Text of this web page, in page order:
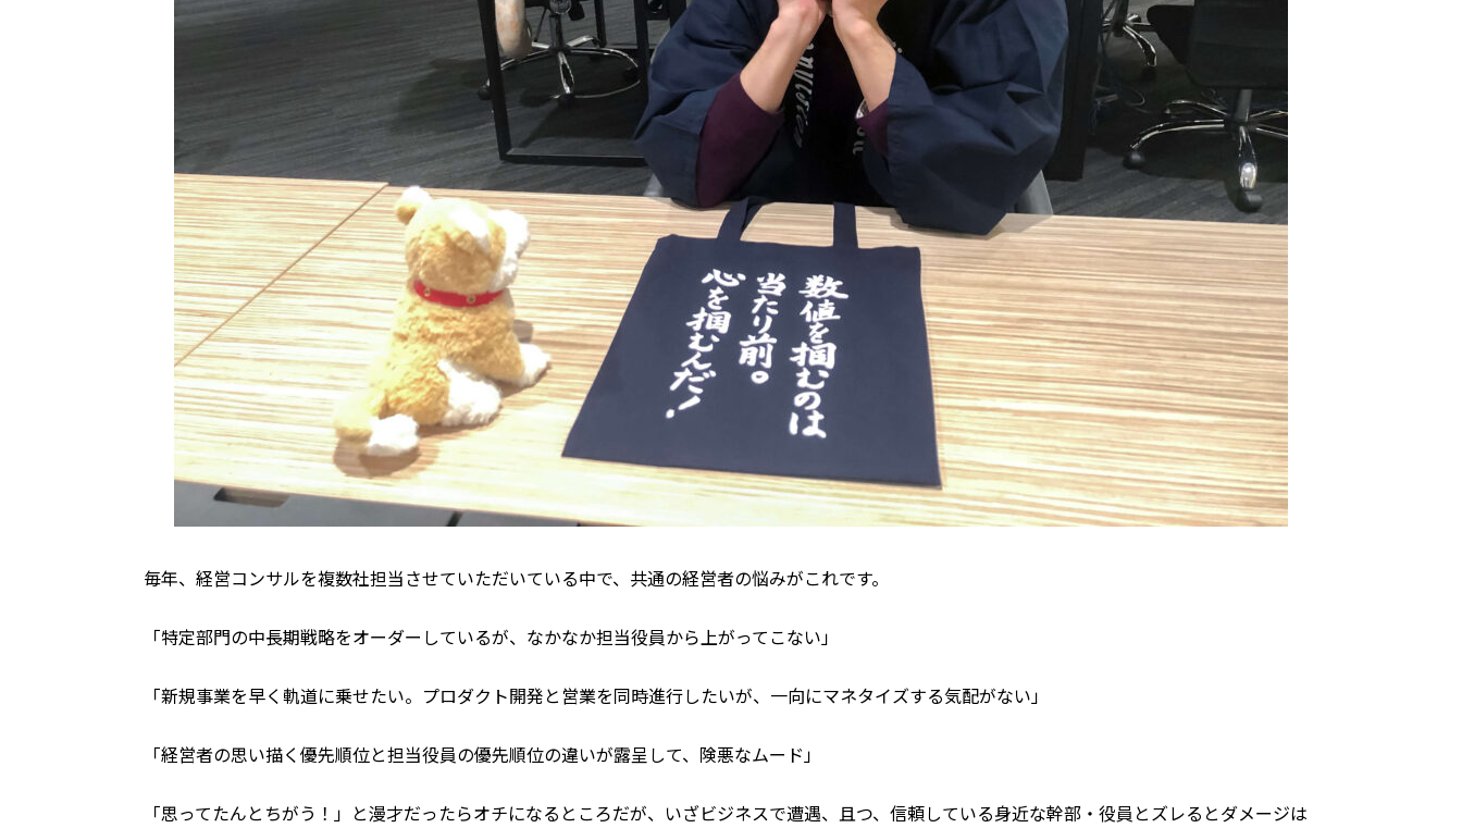
毎年、経営コンサルを複数社担当させていただいている中で、共通の経営者の悩みがこれです。
「特定部門の中長期戦略をオーダーしているが、なかなか担当役員から上がってこない」
「新規事業を早く軌道に乗せたい。プロダクト開発と営業を同時進行したいが、一向にマネタイズする気配がない」
「経営者の思い描く優先順位と担当役員の優先順位の違いが露呈して、険悪なムード」
「思ってたんとちがう！」と漫才だったらオチになるところだが、いざビジネスで遭遇、且つ、信頼している身近な幹部・役員とズレるとダメージは